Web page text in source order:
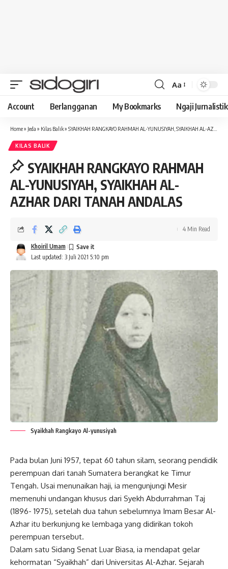
Font
Resizer
Aa
Account Berlangganan My Bookmarks Ngaji Jurnalistik
Home» Jeda » Kilas Balik» SYAIKHAH RANGKAYO RAHMAH AL-YUNUSIYAH, SYAIKHAH AL-AZHAR DARI TANAH ANDALAS
KILAS BALIK
SYAIKHAH RANGKAYO RAHMAH
AL-YUNUSIYAH, SYAIKHAH AL-
AZHAR DARI TANAH ANDALAS
Last updated: 3 Juli 2021 5:10 pm
Khoiril Umam
4 Min Read
Syaikhah Rangkayo Al-yunusiyah
Pada bulan Juni 1957, tepat 60 tahun silam, seorang pendidik
perempuan dari tanah Sumatera berangkat ke Timur
Tengah. Usai menunaikan haji, ia mengunjungi Mesir
memenuhi undangan khusus dari Syekh Abdurrahman Taj
(1896- 1975), setelah dua tahun sebelumnya Imam Besar Al-
Azhar itu berkunjung ke lembaga yang didirikan tokoh
perempuan tersebut.
Dalam satu Sidang Senat Luar Biasa, ia mendapat gelar
kehormatan “Syaikhah” dari Universitas Al-Azhar. Sejarah